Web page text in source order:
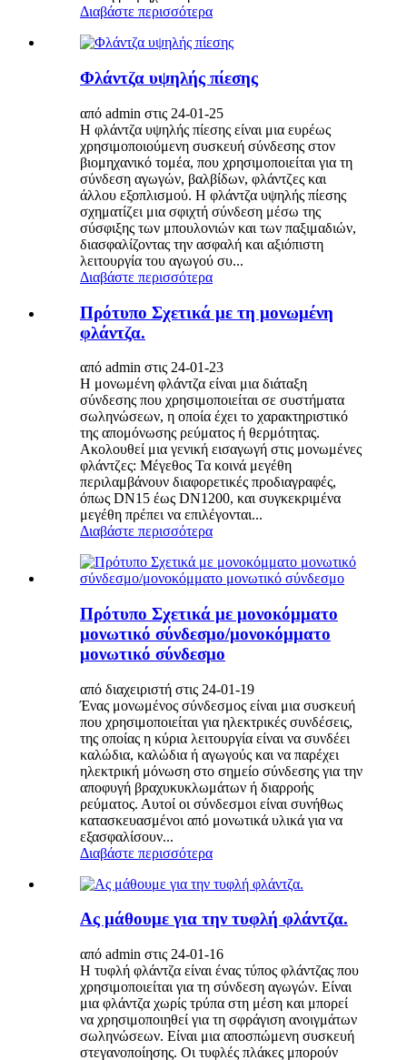
Διαβάστε περισσότερα
Φλάντζα υψηλής πίεσης
από admin στις 24-01-25
Η φλάντζα υψηλής πίεσης είναι μια ευρέως
χρησιμοποιούμενη συσκευή σύνδεσης στον
βιομηχανικό τομέα, που χρησιμοποιείται για τη
σύνδεση αγωγών, βαλβίδων, φλάντζες και
άλλου εξοπλισμού. Η φλάντζα υψηλής πίεσης
σχηματίζει μια σφιχτή σύνδεση μέσω της
σύσφιξης των μπουλονιών και των παξιμαδιών,
διασφαλίζοντας την ασφαλή και αξιόπιστη
λειτουργία του αγωγού συ...
Διαβάστε περισσότερα
Πρότυπο Σχετικά με τη μονωμένη
φλάντζα.
από admin στις 24-01-23
Η μονωμένη φλάντζα είναι μια διάταξη
σύνδεσης που χρησιμοποιείται σε συστήματα
σωληνώσεων, η οποία έχει το χαρακτηριστικό
της απομόνωσης ρεύματος ή θερμότητας.
Ακολουθεί μια γενική εισαγωγή στις μονωμένες
φλάντζες: Μέγεθος Τα κοινά μεγέθη
περιλαμβάνουν διαφορετικές προδιαγραφές,
όπως DN15 έως DN1200, και συγκεκριμένα
μεγέθη πρέπει να επιλέγονται...
Διαβάστε περισσότερα
Πρότυπο Σχετικά με μονοκόμματο
μονωτικό σύνδεσμο/μονοκόμματο
μονωτικό σύνδεσμο
από διαχειριστή στις 24-01-19
Ένας μονωμένος σύνδεσμος είναι μια συσκευή
που χρησιμοποιείται για ηλεκτρικές συνδέσεις,
της οποίας η κύρια λειτουργία είναι να συνδέει
καλώδια, καλώδια ή αγωγούς και να παρέχει
ηλεκτρική μόνωση στο σημείο σύνδεσης για την
αποφυγή βραχυκυκλωμάτων ή διαρροής
ρεύματος. Αυτοί οι σύνδεσμοι είναι συνήθως
κατασκευασμένοι από μονωτικά υλικά για να
εξασφαλίσουν...
Διαβάστε περισσότερα
Ας μάθουμε για την τυφλή φλάντζα.
από admin στις 24-01-16
Η τυφλή φλάντζα είναι ένας τύπος φλάντζας που
χρησιμοποιείται για τη σύνδεση αγωγών. Είναι
μια φλάντζα χωρίς τρύπα στη μέση και μπορεί
να χρησιμοποιηθεί για τη σφράγιση ανοιγμάτων
σωληνώσεων. Είναι μια αποσπώμενη συσκευή
στεγανοποίησης. Οι τυφλές πλάκες μπορούν